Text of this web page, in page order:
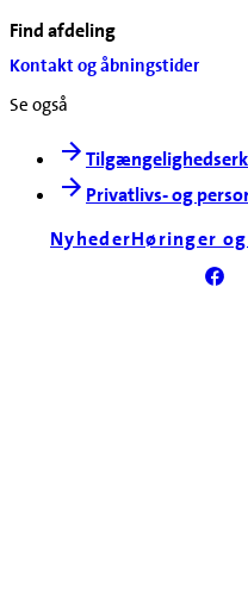
Find afdeling
Kontakt og åbningstider
Se også
Privatlivs- og
NyhederHøringer